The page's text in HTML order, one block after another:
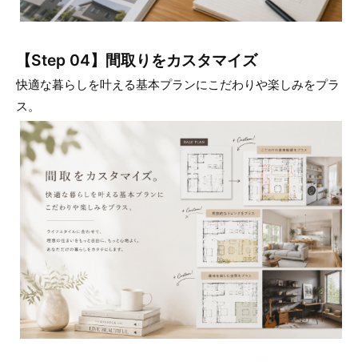
【Step 04】間取りをカスタマイズ
快適な暮らしを叶える基本プランにこだわりや楽しみをプラ
ス。